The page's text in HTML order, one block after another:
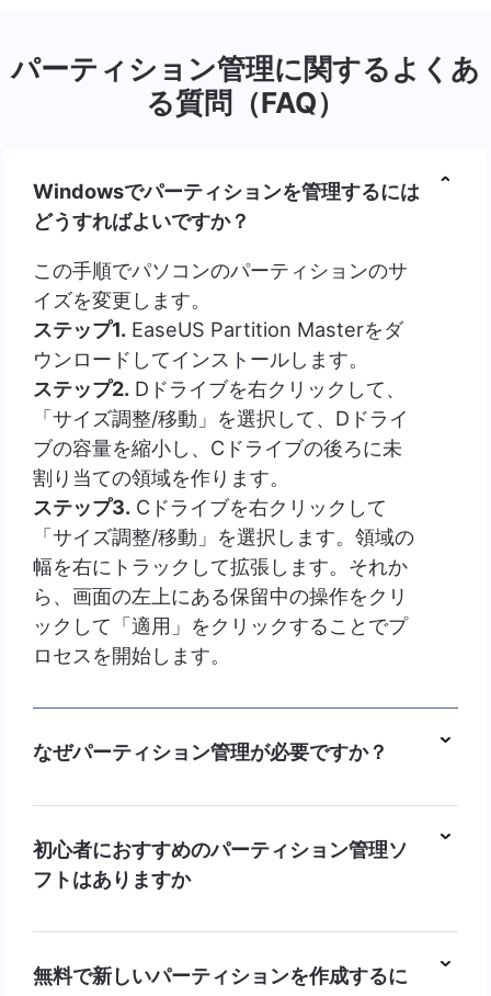
パーティション管理に関するよくあ
る質問（FAQ）
Windowsでパーティションを管理するには
どうすればよいですか？
この手順でパソコンのパーティションのサ
イズを変更します。
ステップ1. EaseUS Partition Masterをダ
ウンロードしてインストールします。
ステップ2. Dドライブを右クリックして、
「サイズ調整/移動」を選択して、Dドライ
ブの容量を縮小し、Cドライブの後ろに未
割り当ての領域を作ります。
ステップ3. Cドライブを右クリックして
「サイズ調整/移動」を選択します。領域の
幅を右にトラックして拡張します。それか
ら、画面の左上にある保留中の操作をクリ
ックして「適用」をクリックすることでプ
ロセスを開始します。
なぜパーティション管理が必要ですか？
初心者におすすめのパーティション管理ソ
フトはありますか
無料で新しいパーティションを作成するに